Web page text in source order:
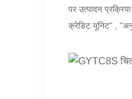
पर उत्पादन
क्रेडिट यूनिट" ,